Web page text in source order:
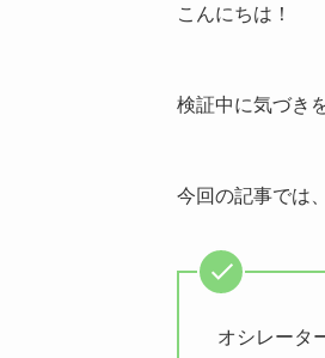
こんにちは！
検証中に気づき
今回の記事では、
オシレータ